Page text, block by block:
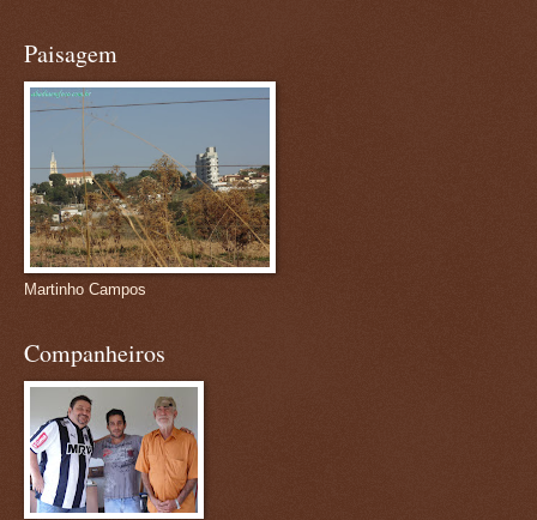
Paisagem
Martinho Campos
Companheiros